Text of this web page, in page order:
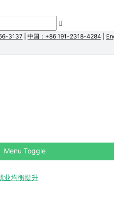
3137 中国：+86 191-2318-4284
Menu Toggle
业均衡提升